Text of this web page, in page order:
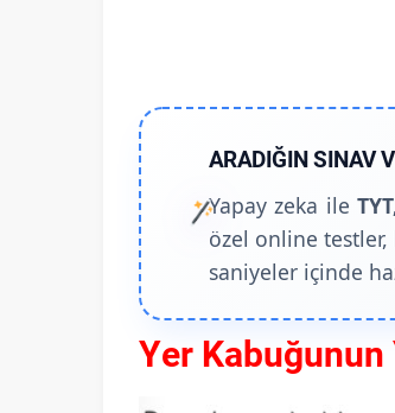
ARADIĞIN SINAV
Yapay zeka ile
özel online
saniyeler içinde
Yer Kabuğunun